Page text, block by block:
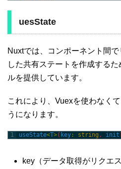
uesState
Nuxtでは、コンポーネント間
した共有ステートを作成する
ルを提供しています。
これにより、Vuexを使わなく
うになります。
1 useState<T>( key : string , init
key（データ取得がリクエ